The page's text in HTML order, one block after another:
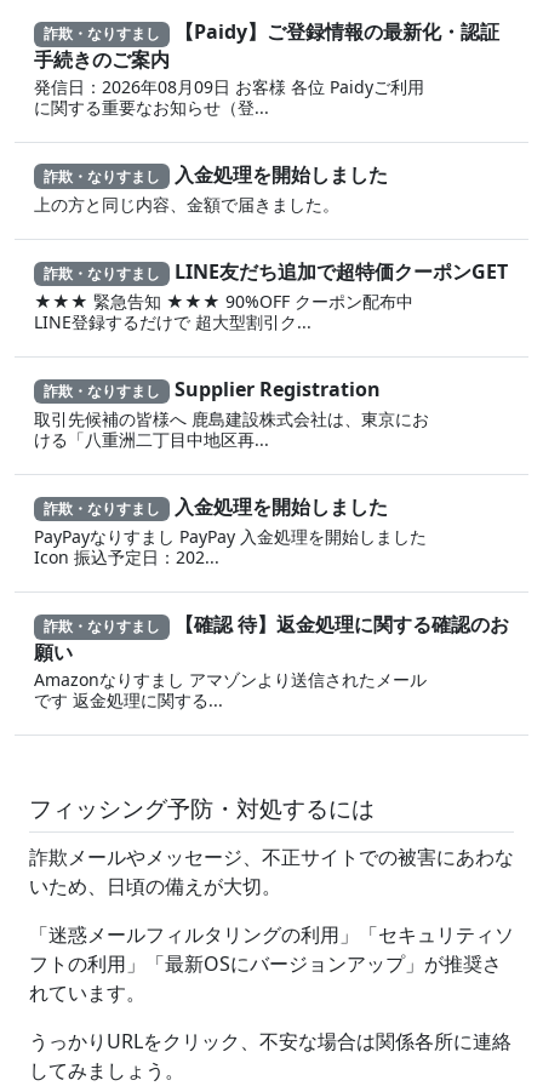
詐欺・なりすまし 【P⁠a i‌dy】ご登 録情‌報の最新化・認​証
手​続きのご案内
発信日：2026年08月09日 お客様 各位 P⁠aidyご利用
に関する重要なお知らせ（登‌...
詐欺・なりすまし 入金処理を開始しました
上の方と同じ内容、金額で届きました。
詐欺・なりすまし LINE友だち追加で超特価クーポンGET
★★★ 緊急告知 ★★★ 90%OFF クーポン配布中
LINE登録するだけで 超大型割引ク...
詐欺・なりすまし Supplier Registration
取引先候補の皆様へ 鹿島建設株式会社は、東京にお
ける「八重洲二丁目中地区再...
詐欺・なりすまし 入金処理を開始しました
PayPayなりすまし PayPay 入金処理を開始しました
Icon 振込予定日：202...
詐欺・なりすまし 【確認 待】返金処理に‍関する確認のお
願い
Amazonなりすまし ア‍マゾ‍ンより送信されたメール
です 返金‌処 理に 関する...
フィッシング予防・対処するには
詐欺メールやメッセージ、不正サイトでの被害にあわな
いため、日頃の備えが大切。
「迷惑メールフィルタリングの利用」「セキュリティソ
フトの利用」「最新OSにバージョンアップ」が推奨さ
れています。
うっかりURLをクリック、不安な場合は関係各所に連絡
してみましょう。